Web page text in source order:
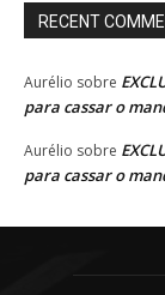
RECENT
Aurélio sobre
para cassar o
Aurélio sobre
para cassar o